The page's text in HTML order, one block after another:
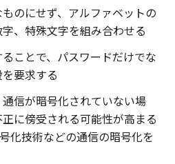
のにせず、アルファベットの
、特殊文字を組み合わせる
ことで、パスワードだけでな
要求する
信が暗号化されていない場
に傍受される可能性が高まる
化技術などの通信の暗号化を